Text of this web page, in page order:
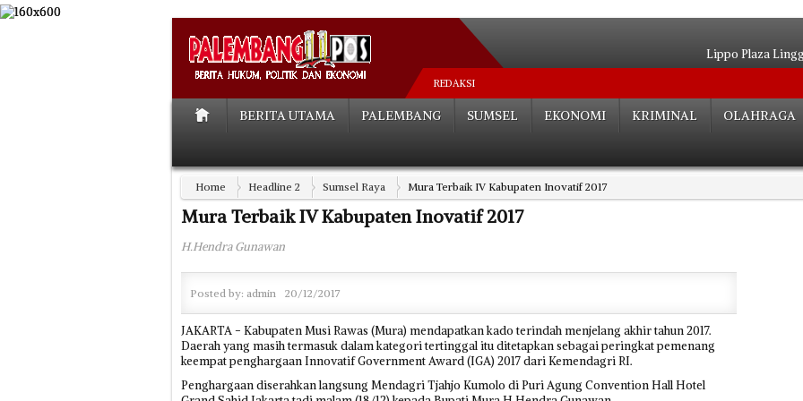
Lippo Plaza
Terduga
Berdalih Istri Mau
Astaga…! Bayi 1,4
Asworo
REDAKSI
BERITA UTAMA PALEMBANG SUMSEL EKONOMI KRIMINAL OLAHRAGA
Home Headline 2 Sumsel Raya Mura Terbaik IV Kabupaten Inovatif 2017
Mura Terbaik IV Kabupaten Inovatif 2017
H.Hendra Gunawan
Posted by: admin 20/12/2017
JAKARTA - Kabupaten Musi Rawas (Mura) mendapatkan kado terindah menjelang akhir tahun 2017.
Daerah yang masih termasuk dalam kategori tertinggal itu ditetapkan sebagai peringkat pemenang
keempat penghargaan Innovatif Government Award (IGA) 2017 dari Kemendagri RI.
Penghargaan diserahkan langsung Mendagri Tjahjo Kumolo di Puri Agung Convention Hall Hotel